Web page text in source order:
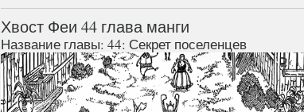
Хвост Феи 44 глава манги
Название главы: 44: Секрет поселенцев